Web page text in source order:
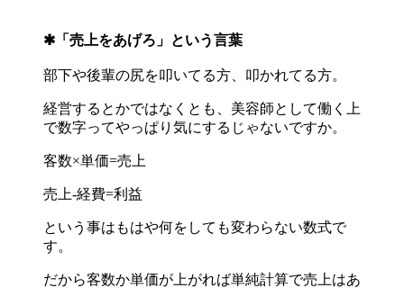
✱「売上をあげろ」という言葉
部下や後輩の尻を叩いてる方、叩かれてる方。
経営するとかではなくとも、美容師として働く上
で数字ってやっぱり気にするじゃないですか。
客数×単価=売上
売上-経費=利益
という事はもはや何をしても変わらない数式で
す。
だから客数か単価が上がれば単純計算で売上はあ